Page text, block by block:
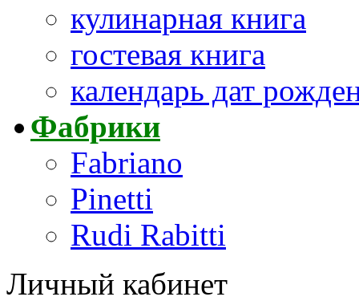
кулинарная книга
гостевая книга
календарь дат
Фабрики
Fabriano
Pinetti
Rudi Rabitti
Личный кабинет